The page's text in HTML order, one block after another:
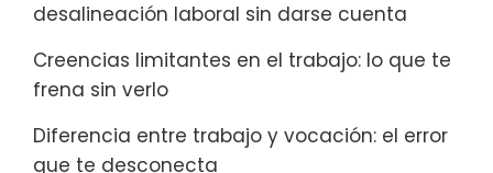
desalineación laboral sin darse cuenta
Creencias limitantes en el trabajo: lo que te
frena sin verlo
Diferencia entre trabajo y vocación: el error
que te desconecta